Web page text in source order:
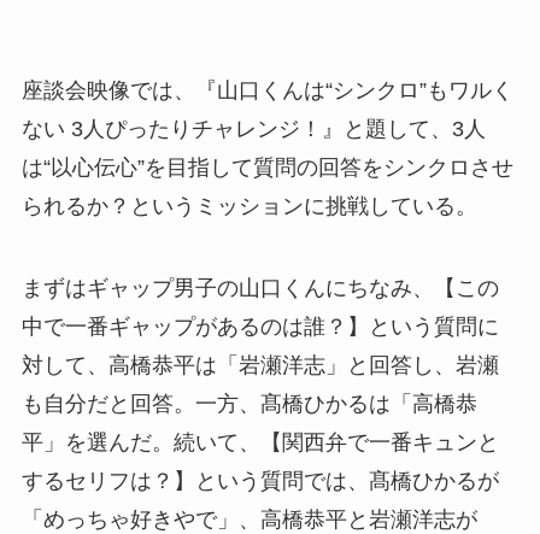
座談会映像では、『山口くんは“シンクロ”もワルく
ない 3人ぴったりチャレンジ！』と題して、3人
は“以心伝心”を目指して質問の回答をシンクロさせ
られるか？というミッションに挑戦している。
まずはギャップ男子の山口くんにちなみ、【この
中で一番ギャップがあるのは誰？】という質問に
対して、高橋恭平は「岩瀬洋志」と回答し、岩瀬
も自分だと回答。一方、髙橋ひかるは「高橋恭
平」を選んだ。続いて、【関西弁で一番キュンと
するセリフは？】という質問では、髙橋ひかるが
「めっちゃ好きやで」、高橋恭平と岩瀬洋志が